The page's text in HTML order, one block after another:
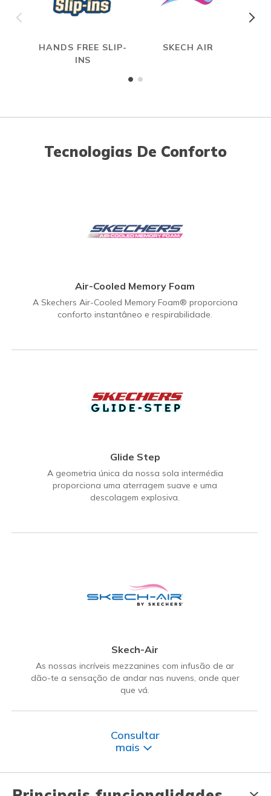
HANDS FREE SLIP-
INS
SKECH AIR
Tecnologias De Conforto
Air-Cooled Memory Foam
A Skechers Air-Cooled Memory Foam® proporciona
conforto instantâneo e respirabilidade.
Glide Step
A geometria única da nossa sola intermédia
proporciona uma aterragem suave e uma
descolagem explosiva.
Skech-Air
As nossas incríveis mezzanines com infusão de ar
dão-te a sensação de andar nas nuvens, onde quer
que vá.
Consultar
mais